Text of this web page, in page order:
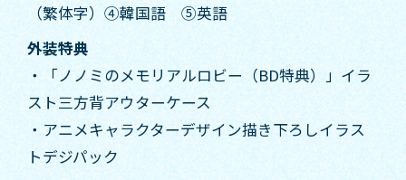
（繁体字）④韓国語 ⑤英語
外装特典
・「ノノミのメモリアルロビー（BD特典）」イラ
スト三方背アウターケース
・アニメキャラクターデザイン描き下ろしイラス
トデジパック